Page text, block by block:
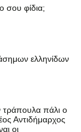
σου φίδια;
ελληνίδων
πάλι ο
Αντιδήμαρχος
οι